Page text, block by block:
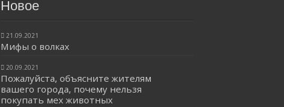
Новое
21.09.2021
Мифы о волках
20.09.2021
Пожалуйста, объясните жителям
вашего города, почему нельзя
покупать мех животных